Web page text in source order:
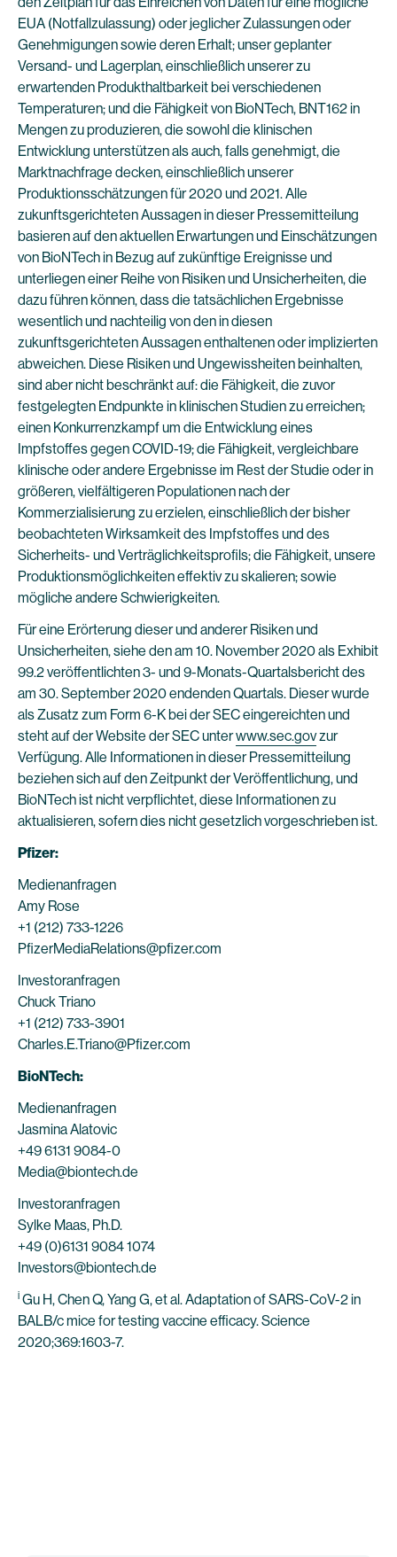
EUA (Notfallzulassung) oder jeglicher Zulassungen oder
Genehmigungen sowie deren Erhalt; unser geplanter
Versand- und Lagerplan, einschließlich unserer zu
erwartenden Produkthaltbarkeit bei verschiedenen
Temperaturen; und die Fähigkeit von BioNTech, BNT162 in
Mengen zu produzieren, die sowohl die klinischen
Entwicklung unterstützen als auch, falls genehmigt, die
Marktnachfrage decken, einschließlich unserer
Produktionsschätzungen für 2020 und 2021. Alle
zukunftsgerichteten Aussagen in dieser Pressemitteilung
basieren auf den aktuellen Erwartungen und Einschätzungen
von BioNTech in Bezug auf zukünftige Ereignisse und
unterliegen einer Reihe von Risiken und Unsicherheiten, die
dazu führen können, dass die tatsächlichen Ergebnisse
wesentlich und nachteilig von den in diesen
zukunftsgerichteten Aussagen enthaltenen oder implizierten
abweichen. Diese Risiken und Ungewissheiten beinhalten,
sind aber nicht beschränkt auf: die Fähigkeit, die zuvor
festgelegten Endpunkte in klinischen Studien zu erreichen;
einen Konkurrenzkampf um die Entwicklung eines
Impfstoffes gegen COVID-19; die Fähigkeit, vergleichbare
klinische oder andere Ergebnisse im Rest der Studie oder in
größeren, vielfältigeren Populationen nach der
Kommerzialisierung zu erzielen, einschließlich der bisher
beobachteten Wirksamkeit des Impfstoffes und des
Sicherheits- und Verträglichkeitsprofils; die Fähigkeit, unsere
Produktionsmöglichkeiten effektiv zu skalieren; sowie
mögliche andere Schwierigkeiten.
Für eine Erörterung dieser und anderer Risiken und
Unsicherheiten, siehe den am 10. November 2020 als Exhibit
99.2 veröffentlichten 3- und 9-Monats-Quartalsbericht des
am 30. September 2020 endenden Quartals. Dieser wurde
als Zusatz zum Form 6-K bei der SEC eingereichten und
steht auf der Website der SEC unterwww.sec.govzur
Verfügung. Alle Informationen in dieser Pressemitteilung
beziehen sich auf den Zeitpunkt der Veröffentlichung, und
BioNTech ist nicht verpflichtet, diese Informationen zu
aktualisieren, sofern dies nicht gesetzlich vorgeschrieben ist.
Pfizer:
Medienanfragen
Amy Rose
+1 (212) 733-1226
PfizerMediaRelations@pfizer.com
Investoranfragen
Chuck Triano
+1 (212) 733-3901
Charles.E.Triano@Pfizer.com
BioNTech:
Medienanfragen
Jasmina Alatovic
+49 6131 9084-0
Media@biontech.de
Investoranfragen
Sylke Maas, Ph.D.
+49 (0)6131 9084 1074
Investors@biontech.de
i Gu H, Chen Q, Yang G, et al. Adaptation of SARS-CoV-2 in
BALB/c mice for testing vaccine efficacy. Science
2020;369:1603-7.